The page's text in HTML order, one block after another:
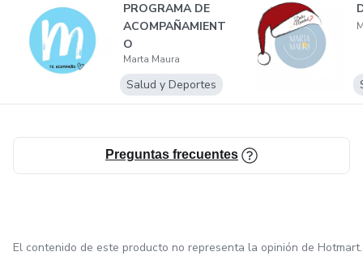
PROGRAMA DE
ACOMPAÑAMIENT
O
Marta Maura
Salud y Deportes
Preguntas frecuentes
El contenido de este producto no representa la opinión de Hotmart.